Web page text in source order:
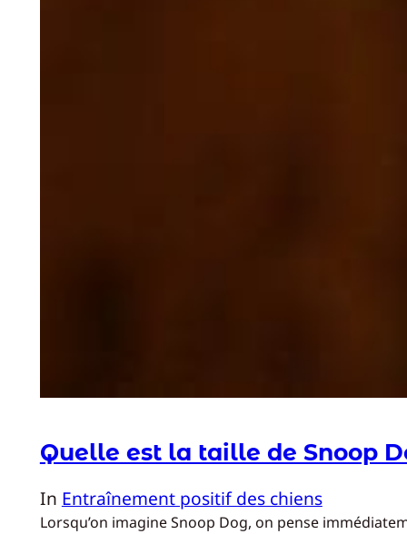
Quelle est la taille de Snoop
In Entraînement positif des chiens
Lorsqu’on imagine Snoop Dog, on pense